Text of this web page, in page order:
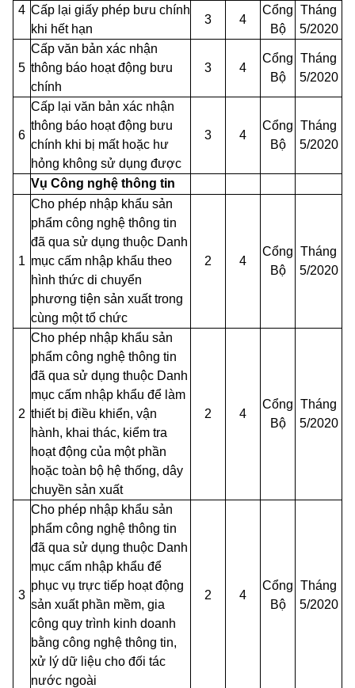
4 Cấp lại giấy phép bưu chính
khi hết hạn
3 4
Cổng
Bộ
Tháng
5/2020
5
Cấp văn bản xác nhận
thông báo hoạt động bưu
chính
3 4
Cổng
Bộ
Tháng
5/2020
6
Cấp lại văn bản xác nhận
thông báo hoạt động bưu
chính khi bị mất hoặc hư
hỏng không sử dụng được
3 4
Cổng
Bộ
Tháng
5/2020
Vụ Công nghệ thông tin
1
Cho phép nhập khẩu sản
phẩm công nghệ thông tin
đã qua sử dụng thuộc Danh
mục cấm nhập khẩu theo
hình thức di chuyển
phương tiện sản xuất trong
cùng một tổ chức
2 4
Cổng
Bộ
Tháng
5/2020
2
Cho phép nhập khẩu sản
phẩm công nghệ thông tin
đã qua sử dụng thuộc Danh
mục cấm nhập khẩu để làm
thiết bị điều khiển, vận
hành, khai thác, kiểm tra
hoạt động của một phần
hoặc toàn bộ hệ thống, dây
chuyền sản xuất
2 4
Cổng
Bộ
Tháng
5/2020
3
Cho phép nhập khẩu sản
phẩm công nghệ thông tin
đã qua sử dụng thuộc Danh
mục cấm nhập khẩu để
phục vụ trực tiếp hoạt động
sản xuất phần mềm, gia
công quy trình kinh doanh
bằng công nghệ thông tin,
xử lý dữ liệu cho đối tác
nước ngoài
2 4
Cổng
Bộ
Tháng
5/2020